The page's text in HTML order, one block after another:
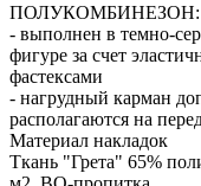
ПОЛУКОМБИНЕЗОН:
- выполнен в темно-
фигуре за счет
фастексами
- нагрудный карман
располагаются на
Материал накладок
Ткань "Грета" 65%